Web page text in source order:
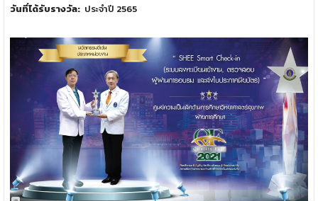
วันที่ได้รับรางวัล: ประจำปี 2565